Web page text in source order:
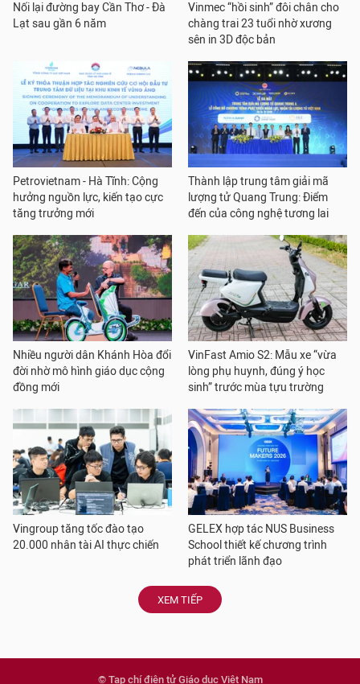
Nối lại đường bay Cần Thơ - Đà
Lạt sau gần 6 năm
Vinmec “hồi sinh” đôi chân cho
chàng trai 23 tuổi nhờ xương
sên in 3D độc bản
Petrovietnam - Hà Tĩnh: Cộng
hưởng nguồn lực, kiến tạo cực
tăng trưởng mới
Thành lập trung tâm giải mã
lượng tử Quang Trung: Điểm
đến của công nghệ tương lai
Nhiều người dân Khánh Hòa đổi
đời nhờ mô hình giáo dục cộng
đồng mới
VinFast Amio S2: Mẫu xe “vừa
lòng phụ huynh, đúng ý học
sinh” trước mùa tựu trường
Vingroup tăng tốc đào tạo
20.000 nhân tài AI thực chiến
GELEX hợp tác NUS Business
School thiết kế chương trình
phát triển lãnh đạo
XEM TIẾP
© Tạp chí điện tử Giáo dục Việt Nam